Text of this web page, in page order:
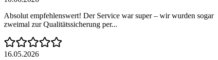
Absolut empfehlenswert! Der Service war super – wir wurden sogar
zweimal zur Qualitätssicherung per...
16.05.2026